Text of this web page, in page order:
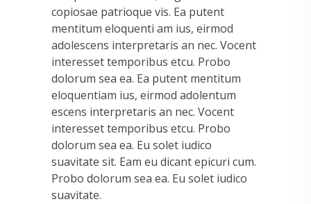
copiosae patrioque vis. Ea putent
mentitum eloquenti am ius, eirmod
adolescens interpretaris an nec. Vocent
interesset temporibus etcu. Probo
dolorum sea ea. Ea putent mentitum
eloquentiam ius, eirmod adolentum
escens interpretaris an nec. Vocent
interesset temporibus etcu. Probo
dolorum sea ea. Eu solet iudico
suavitate sit. Eam eu dicant epicuri cum.
Probo dolorum sea ea. Eu solet iudico
suavitate.